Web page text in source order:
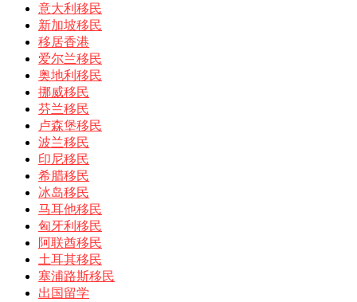
意大利移民
新加坡移民
移居香港
爱尔兰移民
奥地利移民
挪威移民
芬兰移民
卢森堡移民
波兰移民
印尼移民
希腊移民
冰岛移民
马耳他移民
匈牙利移民
阿联酋移民
土耳其移民
塞浦路斯移民
出国留学